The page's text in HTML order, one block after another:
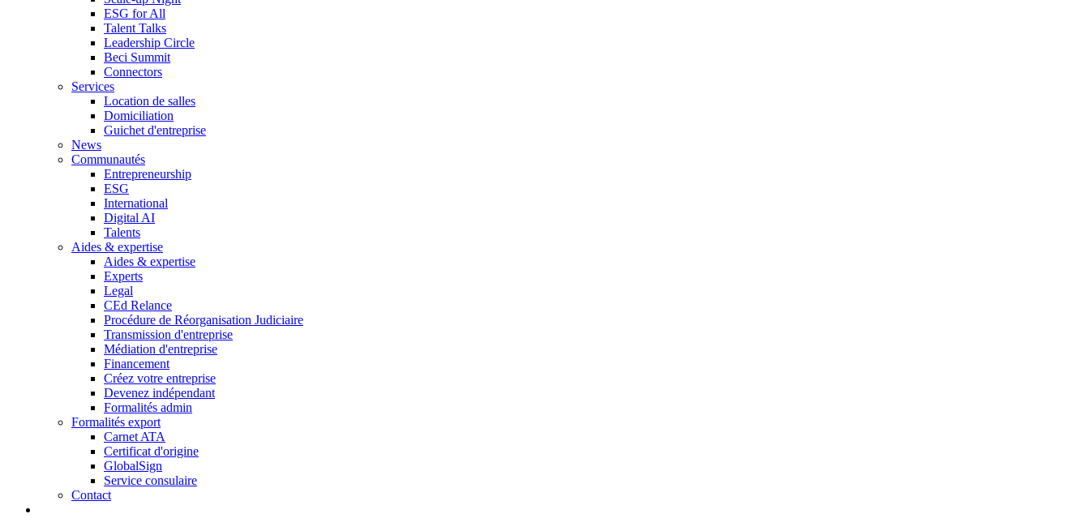
ESG for All
Talent Talks
Leadership Circle
Beci Summit
Connectors
Services
Location de salles
Domiciliation
Guichet d'entreprise
News
Communautés
Entrepreneurship
ESG
International
Digital AI
Talents
Aides & expertise
Aides & expertise
Experts
Legal
CEd Relance
Procédure de Réorganisation Judiciaire
Transmission d'entreprise
Médiation d'entreprise
Financement
Créez votre entreprise
Devenez indépendant
Formalités admin
Formalités export
Carnet ATA
Certificat d'origine
GlobalSign
Service consulaire
Contact